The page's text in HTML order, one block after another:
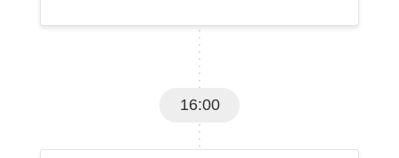
16:00